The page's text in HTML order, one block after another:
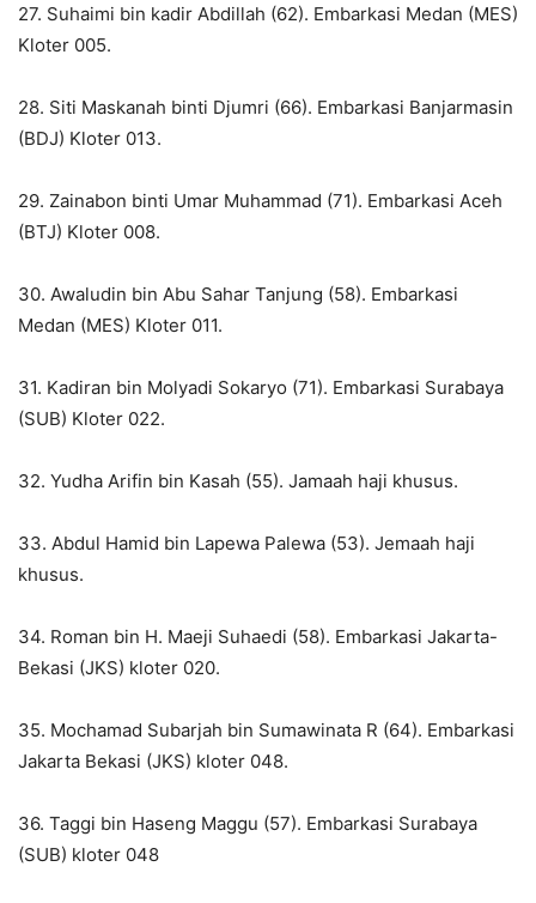
27. Suhaimi bin kadir Abdillah (62). Embarkasi Medan (MES)
Kloter 005.
28. Siti Maskanah binti Djumri (66). Embarkasi Banjarmasin
(BDJ) Kloter 013.
29. Zainabon binti Umar Muhammad (71). Embarkasi Aceh
(BTJ) Kloter 008.
30. Awaludin bin Abu Sahar Tanjung (58). Embarkasi
Medan (MES) Kloter 011.
31. Kadiran bin Molyadi Sokaryo (71). Embarkasi Surabaya
(SUB) Kloter 022.
32. Yudha Arifin bin Kasah (55). Jamaah haji khusus.
33. Abdul Hamid bin Lapewa Palewa (53). Jemaah haji
khusus.
34. Roman bin H. Maeji Suhaedi (58). Embarkasi Jakarta-
Bekasi (JKS) kloter 020.
35. Mochamad Subarjah bin Sumawinata R (64). Embarkasi
Jakarta Bekasi (JKS) kloter 048.
36. Taggi bin Haseng Maggu (57). Embarkasi Surabaya
(SUB) kloter 048